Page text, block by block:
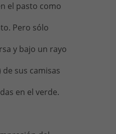
el pasto como
Pero sólo
y bajo un rayo
sus camisas
en el verde.